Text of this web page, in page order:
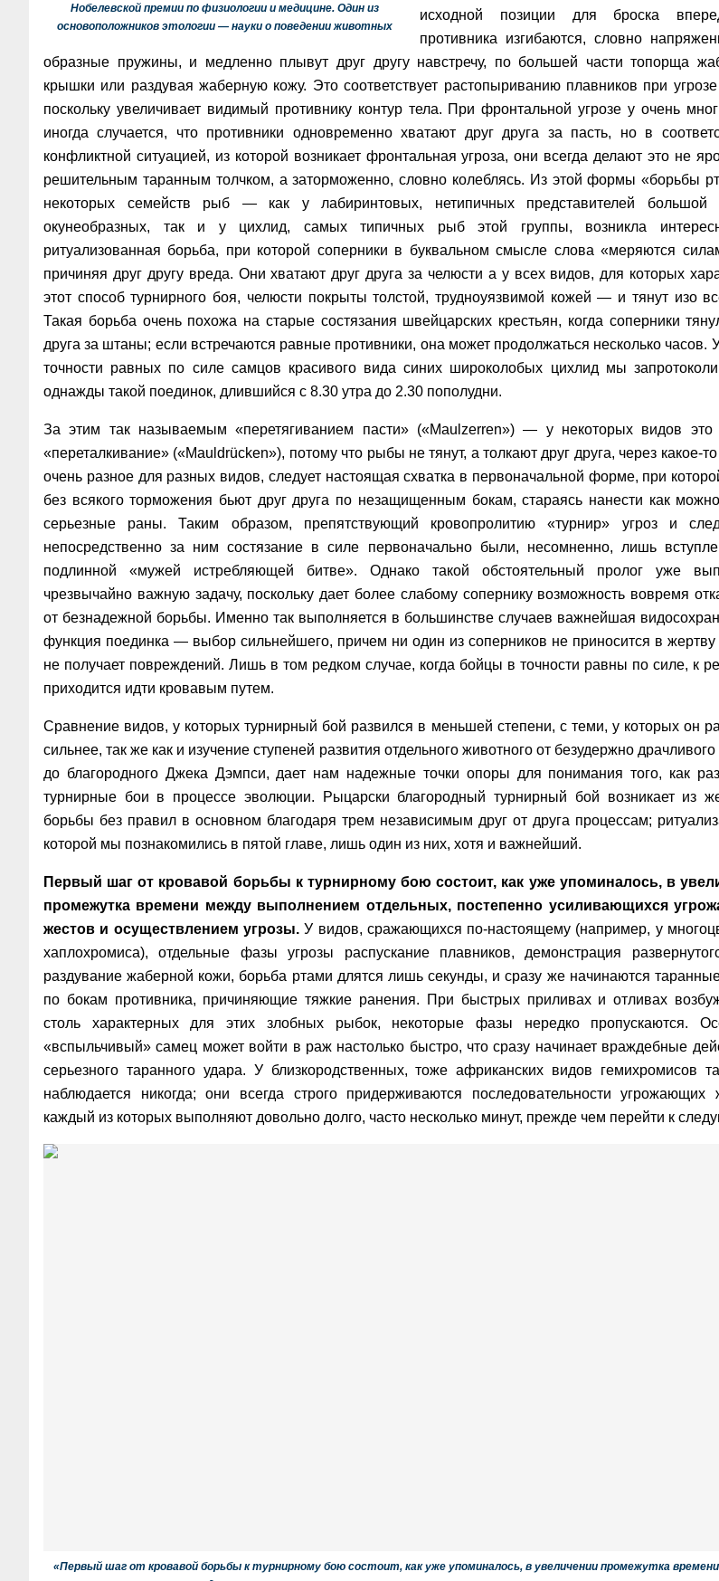
Нобелевской премии по физиологии и медицине. Один из
основоположников этологии — науки о поведении животных
исходной позиции для броска
противника изгибаются, словно
образные пружины, и медленно плывут друг другу навстречу, по большей части топорща
крышки или раздувая жаберную кожу. Это соответствует растопыриванию плавников при
поскольку увеличивает видимый противнику контур тела. При фронтальной угрозе у очень
иногда случается, что противники одновременно хватают друг друга за пасть, но в
конфликтной ситуацией, из которой возникает фронтальная угроза, они всегда делают это не
решительным таранным толчком, а заторможенно, словно колеблясь. Из этой формы «борьбы
некоторых семейств рыб — как у лабиринтовых, нетипичных представителей большой
окунеобразных, так и у цихлид, самых типичных рыб этой группы, возникла
ритуализованная борьба, при которой соперники в буквальном смысле слова «меряются
причиняя друг другу вреда. Они хватают друг друга за челюсти а у всех видов, для которых
этот способ турнирного боя, челюсти покрыты толстой, трудноуязвимой кожей — и тянут изо
Такая борьба очень похожа на старые состязания швейцарских крестьян, когда соперники
друга за штаны; если встречаются равные противники, она может продолжаться несколько часов.
точности равных по силе самцов красивого вида синих широколобых цихлид мы
однажды такой поединок, длившийся с 8.30 утра до 2.30 пополудни.
За этим так называемым «перетягиванием пасти» («Maulzerren») — у некоторых видов это
«переталкивание» («Mauldrücken»), потому что рыбы не тянут, а толкают друг друга, через какое-
очень разное для разных видов, следует настоящая схватка в первоначальной форме, при
без всякого торможения бьют друг друга по незащищенным бокам, стараясь нанести как
серьезные раны. Таким образом, препятствующий кровопролитию «турнир» угроз и
непосредственно за ним состязание в силе первоначально были, несомненно, лишь
подлинной «мужей истребляющей битве». Однако такой обстоятельный пролог уже
чрезвычайно важную задачу, поскольку дает более слабому сопернику возможность вовремя
от безнадежной борьбы. Именно так выполняется в большинстве случаев важнейшая
функция поединка — выбор сильнейшего, причем ни один из соперников не приносится в
не получает повреждений. Лишь в том редком случае, когда бойцы в точности равны по силе, к
приходится идти кровавым путем.
Сравнение видов, у которых турнирный бой развился в меньшей степени, с теми, у которых он
сильнее, так же как и изучение ступеней развития отдельного животного от безудержно
до благородного Джека Дэмпси, дает нам надежные точки опоры для понимания того, как
турнирные бои в процессе эволюции. Рыцарски благородный турнирный бой возникает из
борьбы без правил в основном благодаря трем независимым друг от друга процессам;
которой мы познакомились в пятой главе, лишь один из них, хотя и важнейший.
Первый шаг от кровавой борьбы к турнирному бою состоит, как уже упоминалось, в
промежутка времени между выполнением отдельных, постепенно усиливающихся
жестов и осуществлением угрозы.У видов, сражающихся по-настоящему (например, у
хаплохромиса), отдельные фазы угрозы распускание плавников, демонстрация
раздувание жаберной кожи, борьба ртами длятся лишь секунды, и сразу же начинаются
по бокам противника, причиняющие тяжкие ранения. При быстрых приливах и отливах
столь характерных для этих злобных рыбок, некоторые фазы нередко пропускаются.
«вспыльчивый» самец может войти в раж настолько быстро, что сразу начинает враждебные
серьезного таранного удара. У близкородственных, тоже африканских видов гемихромисов
наблюдается никогда; они всегда строго придерживаются последовательности угрожающих
каждый из которых выполняют довольно долго, часто несколько минут, прежде чем перейти к
«Первый шаг от кровавой борьбы к турнирному бою состоит, как уже упоминалось, в увеличении промежутка